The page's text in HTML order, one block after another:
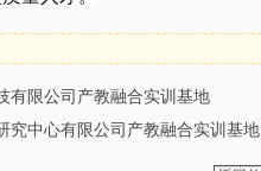
有限公司产教融合实训基地
究中心有限公司产教融合实训基地